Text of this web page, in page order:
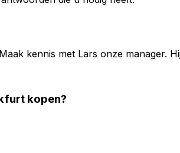
kennis met Lars onze manager.
kopen?